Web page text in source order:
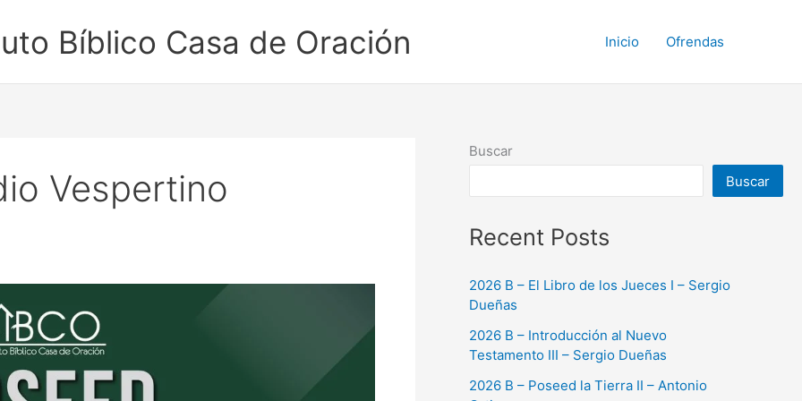
Bíblico Casa de Oración Inicio Ofrendas
Vespertino
Buscar
Buscar
Recent Posts
2026 B – El Libro de los Jueces I – Sergio
Dueñas
2026 B – Introducción al Nuevo
Testamento III – Sergio Dueñas
2026 B – Poseed la Tierra II – Antonio